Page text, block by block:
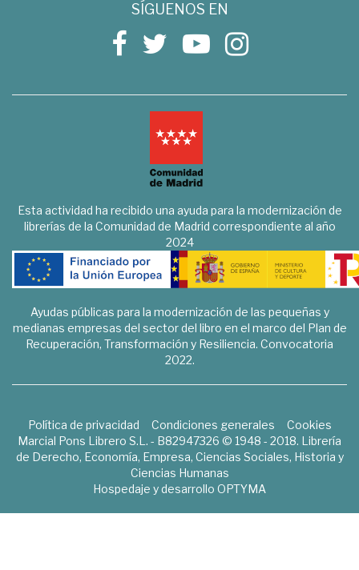
SÍGUENOS EN
Esta actividad ha recibido una ayuda para la modernización de
librerías de la Comunidad de Madrid correspondiente al año
2024
Ayudas públicas para la modernización de las pequeñas y
medianas empresas del sector del libro en el marco del Plan de
Recuperación, Transformación y Resiliencia. Convocatoria
2022.
Política de privacidad Condiciones generales
Cookies
Marcial Pons Librero S.L. - B82947326 © 1948 - 2018. Librería
de Derecho, Economía, Empresa, Ciencias Sociales, Historia y
Ciencias Humanas
Hospedaje y desarrollo OPTYMA